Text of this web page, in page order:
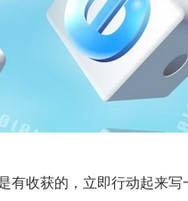
有收获的，立即行动起来